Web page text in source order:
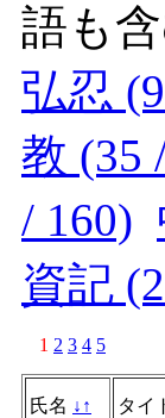
語も
弘忍
教 (35
/ 160)
資記
1 2 3 4 5
氏名 ↓ ↑ タイ